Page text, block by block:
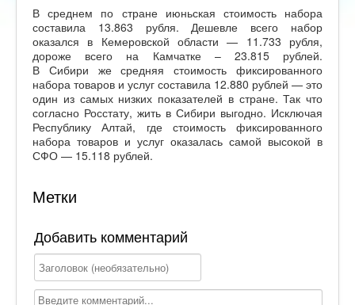
В среднем по стране июньская стоимость набора
составила 13.863 рубля. Дешевле всего набор
оказался в Кемеровской области — 11.733 рубля,
дороже всего на Камчатке – 23.815 рублей.
В Сибири же средняя стоимость фиксированного
набора товаров и услуг составила 12.880 рублей — это
один из самых низких показателей в стране. Так что
согласно Росстату, жить в Сибири выгодно. Исключая
Республику Алтай, где стоимость фиксированного
набора товаров и услуг оказалась самой высокой в
СФО — 15.118 рублей.
Метки
Добавить комментарий